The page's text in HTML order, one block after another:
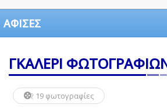
ΑΦΙΣΕΣ
ΓΚΑΛΕΡΙ
19 φωτογραφίες